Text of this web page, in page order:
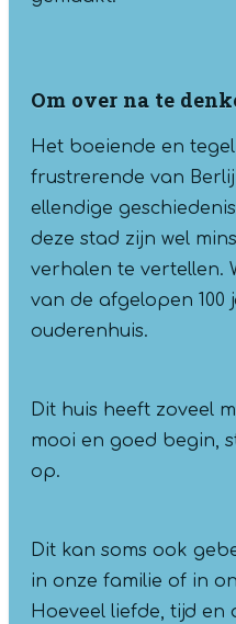
Om over na te
Het boeiende en
frustrerende van
ellendige
deze stad zijn wel
verhalen te vertellen.
van de afgelopen 100
ouderenhuis.
Dit huis heeft zoveel
mooi en goed begin,
op.
Dit kan soms ook
in onze familie of in
Hoeveel liefde, tijd